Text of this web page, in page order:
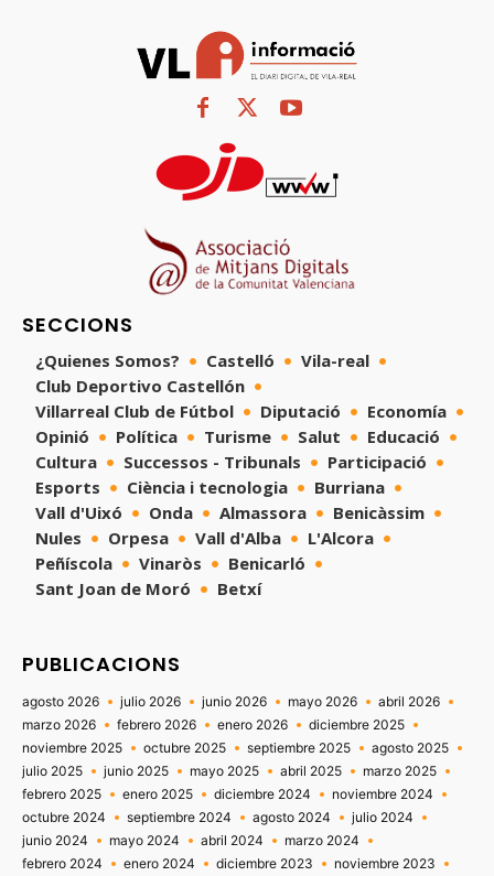
SECCIONS
¿Quienes Somos? Castelló
Vila-real
Club Deportivo Castellón
Villarreal Club de Fútbol
Diputació
Economía
Opinió
Política Turisme Salut
Educació
Cultura
Successos - Tribunals
Participació
Esports
Ciència i tecnologia
Burriana
Vall d'Uixó
Onda Almassora
Benicàssim
Nules
Orpesa Vall d'Alba
L'Alcora
Peñíscola
Vinaròs
Benicarló
Sant Joan de Moró
Betxí
PUBLICACIONS
agosto 2026 julio 2026 junio 2026 mayo 2026
abril 2026
marzo 2026
febrero 2026 enero 2026
diciembre 2025
noviembre 2025
octubre 2025 septiembre 2025
agosto 2025
julio 2025
junio 2025 mayo 2025 abril 2025
marzo 2025
febrero 2025
enero 2025 diciembre 2024
noviembre 2024
octubre 2024
septiembre 2024 agosto 2024
julio 2024
junio 2024
mayo 2024 abril 2024
marzo 2024
febrero 2024
enero 2024 diciembre 2023
noviembre 2023